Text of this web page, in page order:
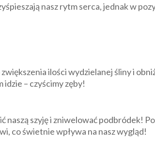
nasz rytm serca, jednak w
ilości wydzielanej śliny i
idzie – czyścimy zęby!
naszą szyję i zniwelować podbródek!
co świetnie wpływa na nasz wygląd!